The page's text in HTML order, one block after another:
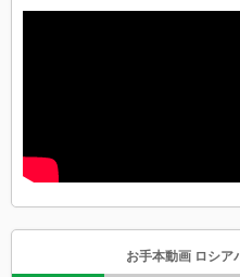
お手本動画 ロシア